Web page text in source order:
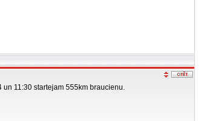
11:30 startejam 555km braucienu.